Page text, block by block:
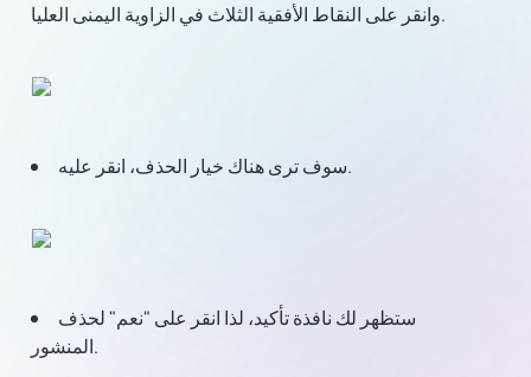
وانقر على النقاط الأفقية الثلاث في الزاوية اليمنى العليا.
سوف ترى هناك خيار الحذف، انقر عليه.
ستظهر لك نافذة تأكيد، لذا انقر على "نعم" لحذف
المنشور.